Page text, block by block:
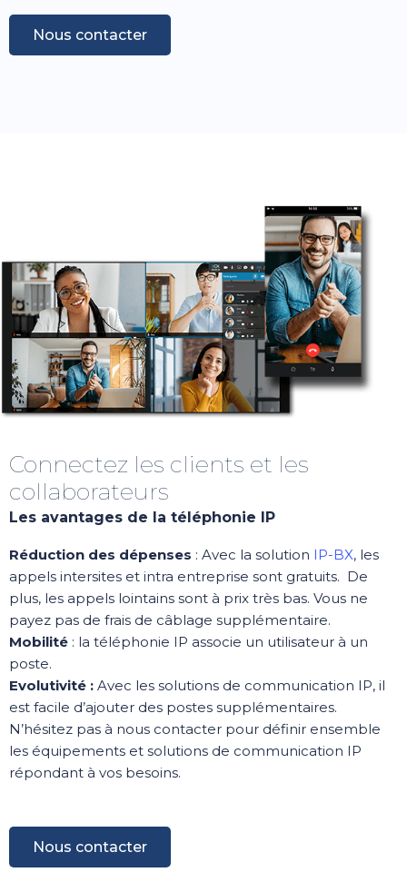
Nous contacter
Connectez les clients et les
collaborateurs
Les avantages de la téléphonie IP
Réduction des dépenses : Avec la solution IP-BX, les
appels intersites et intra entreprise sont gratuits. De
plus, les appels lointains sont à prix très bas. Vous ne
payez pas de frais de câblage supplémentaire.
Mobilité : la téléphonie IP associe un utilisateur à un
poste.
Evolutivité : Avec les solutions de communication IP, il
est facile d’ajouter des postes supplémentaires.
N’hésitez pas à nous contacter pour définir ensemble
les équipements et solutions de communication IP
répondant à vos besoins.
Nous contacter